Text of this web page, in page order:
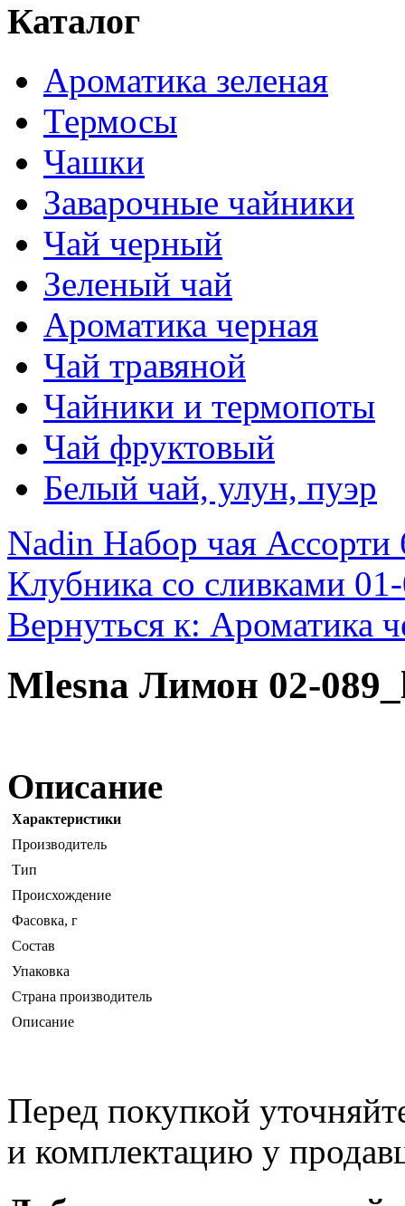
Каталог
Ароматика зеленая
Термосы
Чашки
Заварочные чайники
Чай черный
Зеленый чай
Ароматика черная
Чай травяной
Чайники и термопоты
Чай фруктовый
Белый чай, улун, пуэр
Nadin Набор чая
Клубника со сливками
Вернуться к: Ароматика
Mlesna Лимон 02-
Описание
Характеристики
Производитель
Тип
Происхождение
Фасовка, г
Состав
Упаковка
Страна производитель
Описание
Перед покупкой
и комплектацию у